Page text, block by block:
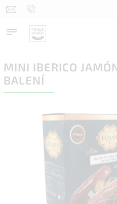
MINI IBERICO
BALENÍ